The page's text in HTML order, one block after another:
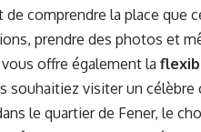
comprendre la place que
prendre des photos et
vous offre également la
souhaitiez visiter un célèbre
le quartier de Fener, le